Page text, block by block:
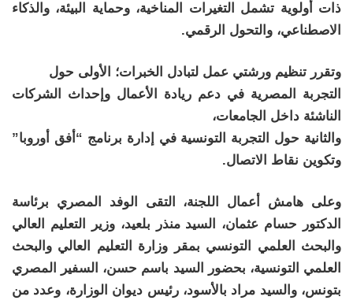
ذات أولوية تشمل التغيرات المناخية، وحماية البيئة، والذكاء
الاصطناعي، والتحول الرقمي.
وتقرر تنظيم ورشتي عمل لتبادل الخبرات؛ الأولى حول
التجربة المصرية في دعم ريادة الأعمال وإحداث الشركات
الناشئة داخل الجامعات،
والثانية حول التجربة التونسية في إدارة برنامج “أفق أوروبا”
وتكوين نقاط الاتصال.
وعلى هامش أعمال اللجنة، التقى الوفد المصري برئاسة
الدكتور حسام عثمان، السيد منذر بلعيد، وزير التعليم العالي
والبحث العلمي التونسي بمقر وزارة التعليم العالي والبحث
العلمي التونسية، بحضور السيد باسم حسن، السفير المصري
بتونس، والسيد مراد بالأسود، رئيس ديوان الوزارة، وعدد من